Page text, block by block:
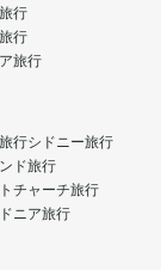
行
行
旅行
行シドニー旅行
ド旅行
チャーチ旅行
ニア旅行